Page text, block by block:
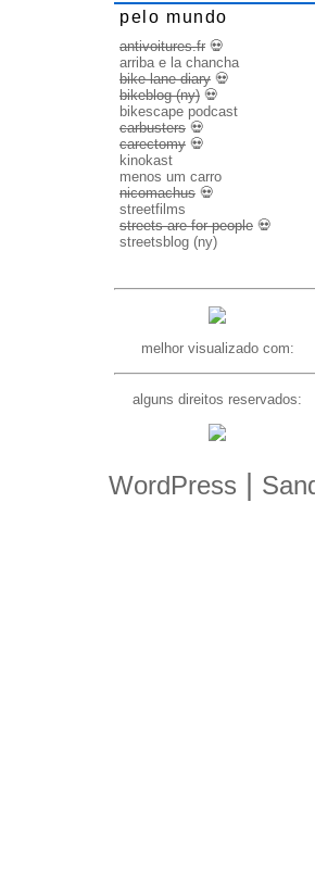
pelo mundo
antivoitures.fr 💀
arriba e la chancha
bike lane diary 💀
bikeblog (ny) 💀
bikescape podcast
carbusters 💀
carectomy 💀
kinokast
menos um carro
nicomachus 💀
streetfilms
streets are for people 💀
streetsblog (ny)
melhor visualizado com:
alguns direitos reservados:
WordPress